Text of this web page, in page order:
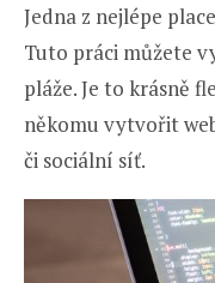
Jedna z nejlépe
Tuto práci můžete
pláže. Je to krásně
někomu vytvořit
či sociální síť.